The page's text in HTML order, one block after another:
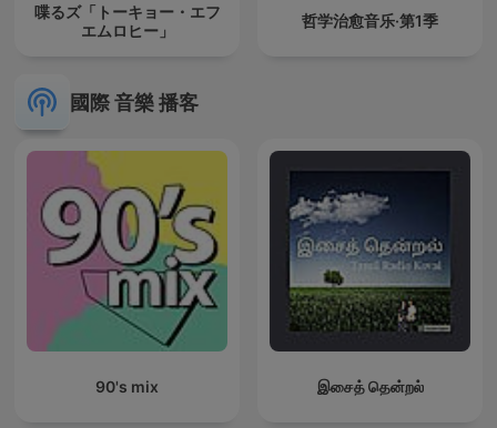
喋るズ「トーキョー・エフ
エムロヒー」
哲学治愈音乐·第1季
國際 音樂 播客
90's mix இசைத் தென்றல்